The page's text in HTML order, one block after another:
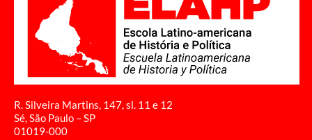
R. Silveira Martins, 147, sl. 11 e 12
Sé, São Paulo – SP
01019-000